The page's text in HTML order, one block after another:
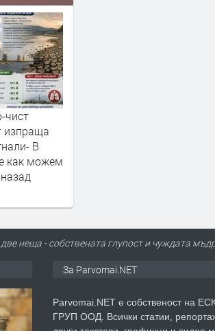
и газ в
Черно
неща - собствената глупост и чуждата
За Parvomai.NET
Parvomai.NET е собственост на
ГРУП ООД. Всички статии,